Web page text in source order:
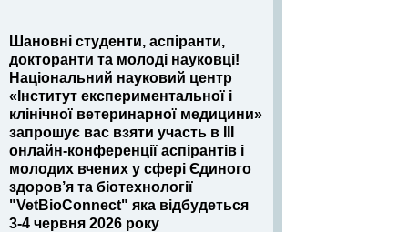
Шановні студенти, аспіранти,
докторанти та молоді науковці!
Національний науковий центр
«Інститут експериментальної і
клінічної ветеринарної медицини»
запрошує вас взяти участь в III
онлайн-конференції аспірантів і
молодих вчених у сфері Єдиного
здоров’я та біотехнології
"VetBioConnect" яка відбудеться
3-4 червня 2026 року